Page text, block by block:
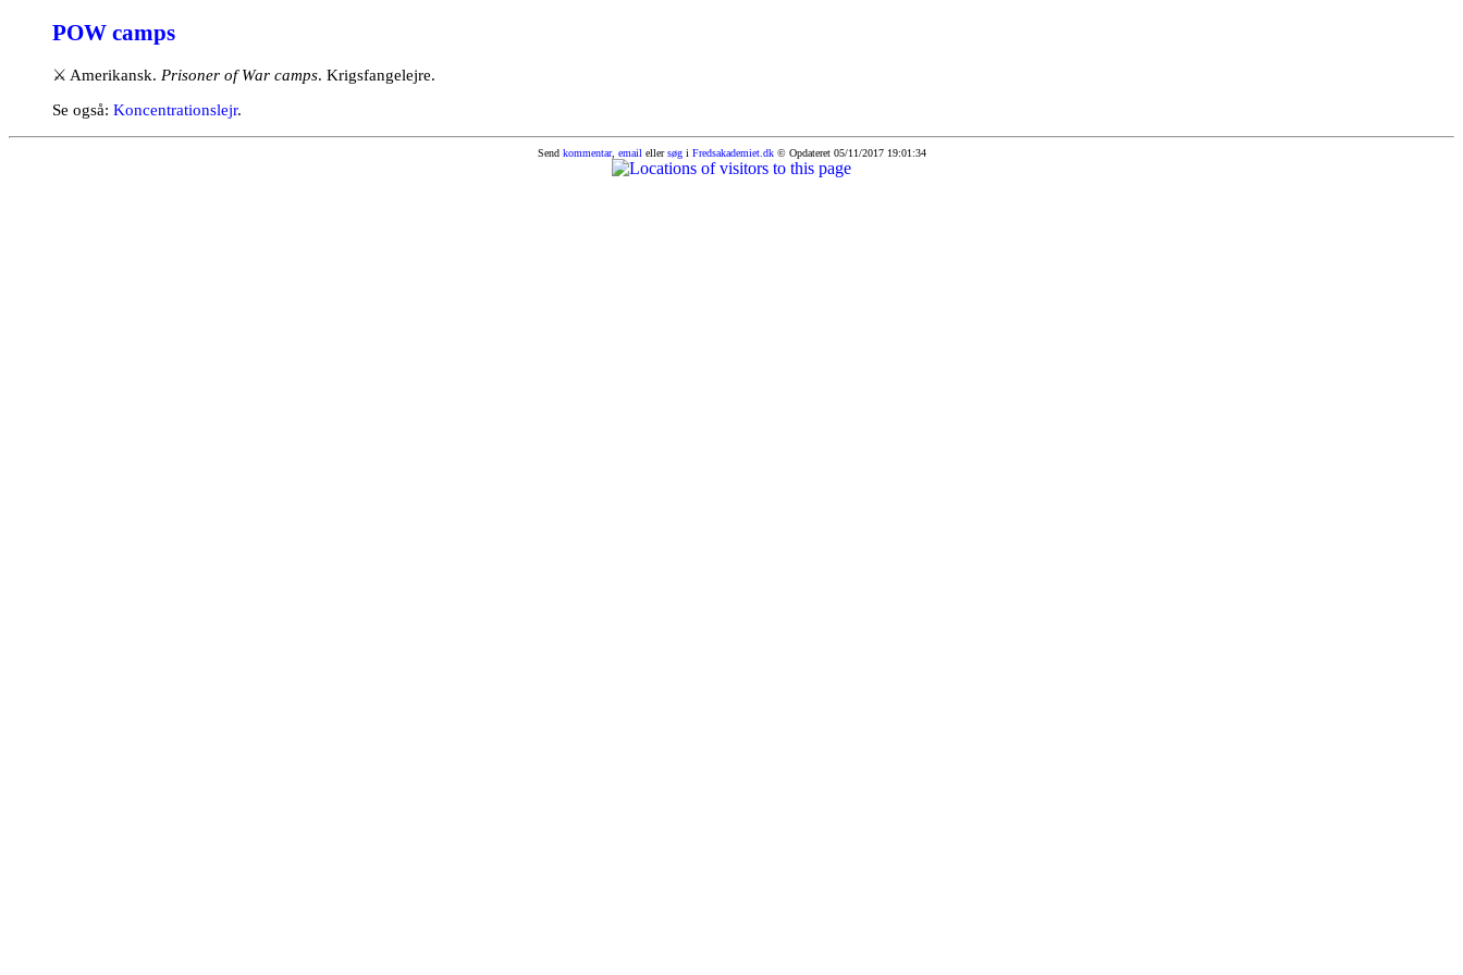
POW camps
⚔ Amerikansk. Prisoner of War camps. Krigsfangelejre.
Se også: Koncentrationslejr.
Send kommentar, email ellersøgi Fredsakademiet.dk © Opdateret 05/11/2017 19:01:34